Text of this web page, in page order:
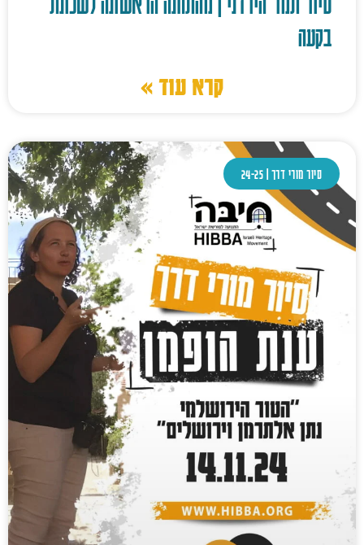
בקעה
קרא עוד »
סיור מורי דרך | 24-25